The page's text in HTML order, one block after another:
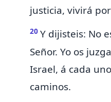
justicia, vivirá
20 Y dijisteis: No
Señor. Yo os
Israel, á cada
caminos.